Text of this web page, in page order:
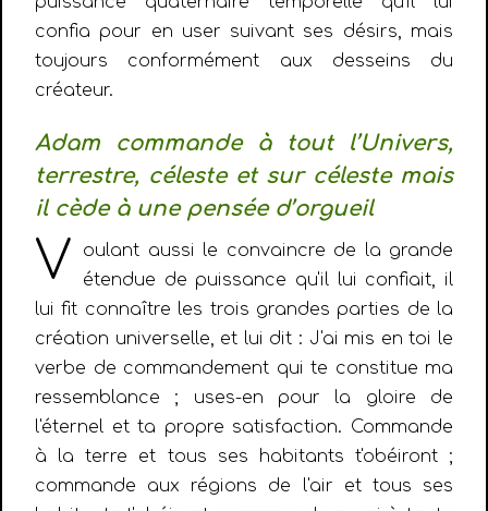
confia pour en user suivant ses désirs, mais
toujours conformément aux desseins du
créateur.
Adam commande à tout l’Univers,
terrestre, céleste et sur céleste mais
il cède à une pensée d’orgueil
V
oulant aussi le convaincre de la grande
étendue de puissance qu'il lui confiait, il
lui fit connaître les trois grandes parties de la
création universelle, et lui dit : J'ai mis en toi le
verbe de commandement qui te constitue ma
ressemblance ; uses-en pour la gloire de
l'éternel et ta propre satisfaction. Commande
à la terre et tous ses habitants t'obéiront ;
commande aux régions de l'air et tous ses